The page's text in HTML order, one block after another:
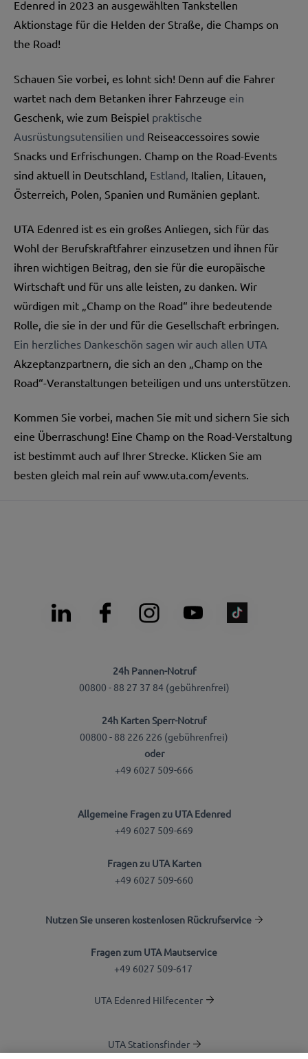
Edenred in 2023 an ausgewählten Tankstellen
Aktionstage für die Helden der Straße, die Champs on
the Road!
Schauen Sie vorbei, es lohnt sich! Denn auf die Fahrer
wartet nach dem Betanken ihrer Fahrzeuge ein
Geschenk, wie zum Beispiel praktische
Ausrüstungsutensilien und Reiseaccessoires sowie
Snacks und Erfrischungen. Champ on the Road-Events
sind aktuell in Deutschland, Estland, Italien Litauen,
Österreich, Polen, Spanien und Rumänien geplant.
UTA Edenred ist es ein großes Anliegen, sich für das
Wohl der Berufskraftfahrer einzusetzen und ihnen für
ihren wichtigen Beitrag, den sie für die europäische
Wirtschaft und für uns alle leisten, zu danken. Wir
würdigen mit „Champ on the Road“ ihre bedeutende
Rolle, die sie in der und für die Gesellschaft erbringen.
Ein herzliches Dankeschön sagen wir auch allen UTA
Akzeptanzpartnern, die sich an den „Champ on the
Road“-Veranstaltungen beteiligen und uns unterstützen.
Kommen Sie vorbei, machen Sie mit und sichern Sie sich
eine Überraschung! Eine Champ on the Road-Verstaltung
ist bestimmt auch auf Ihrer Strecke. Klicken Sie am
besten gleich mal rein auf www.uta.com/events.
24h Pannen-Notruf
00800 - 88 27 37 84 (gebührenfrei)
24h Karten Sperr-Notruf
00800 - 88 226 226 (gebührenfrei)
oder
+49 6027 509-666
Allgemeine Fragen zu UTA Edenred
+49 6027 509-669
Fragen zu UTA Karten
+49 6027 509-660
Nutzen Sie unseren kostenlosen Rückrufservice
Fragen zum UTA Mautservice
+49 6027 509-617
UTA Edenred Hilfecenter
UTA Stationsfinder